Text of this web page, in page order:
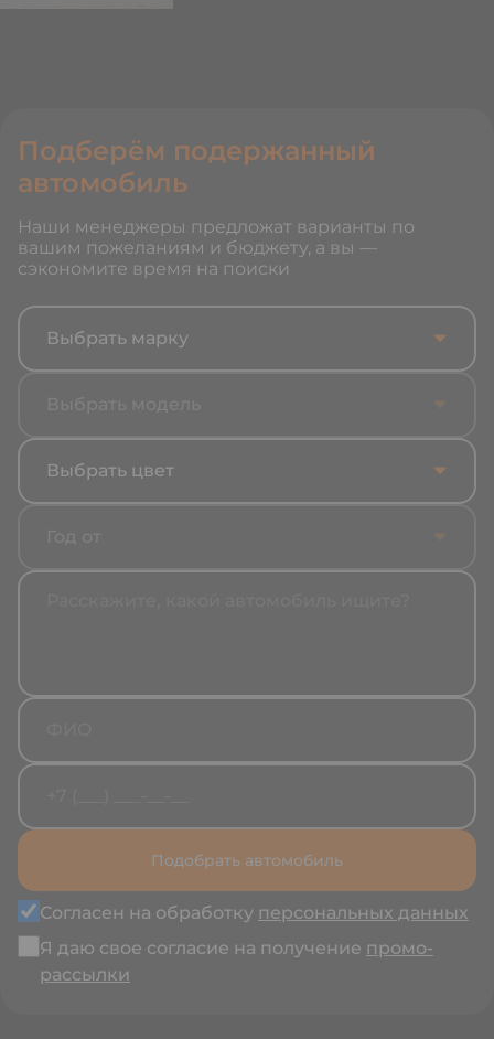
Подберём подержанный
автомобиль
Наши менеджеры предложат варианты по
вашим пожеланиям и бюджету, а вы —
сэкономите время на поиски
Выбрать марку
Выбрать цвет
Подобрать автомобиль
Согласен на обработку персональных данных
Я даю свое согласие на получение промо-
рассылки